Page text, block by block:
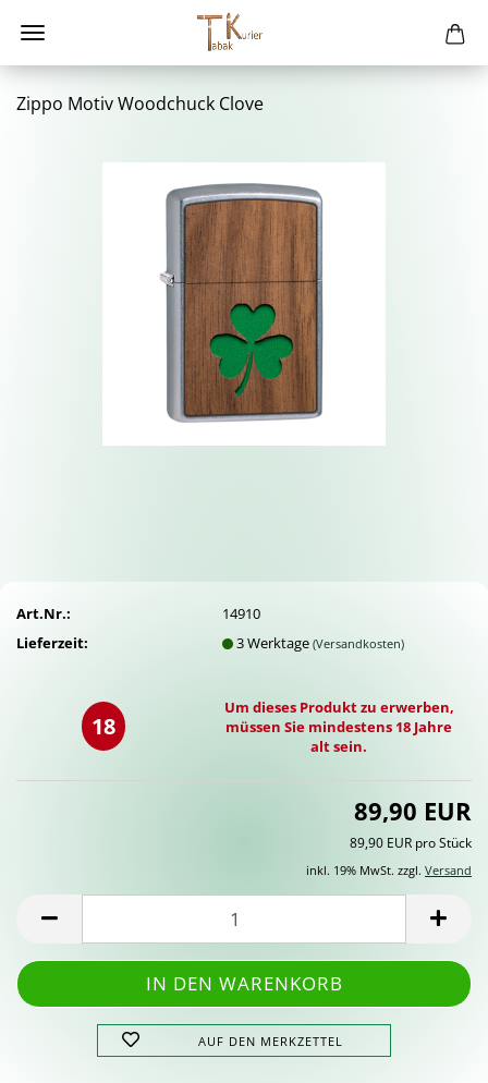
Zippo Motiv Wood­chuck Clove
Art.Nr.:
14910
Lieferzeit:
3 Werktage(Versandkosten)
18
Um dieses Produkt zu erwerben,
müssen Sie mindestens 18 Jahre
alt sein.
89,90 EUR
89,90 EUR pro Stück
inkl. 19% MwSt. zzgl. Versand
AUF DEN MERKZETTEL